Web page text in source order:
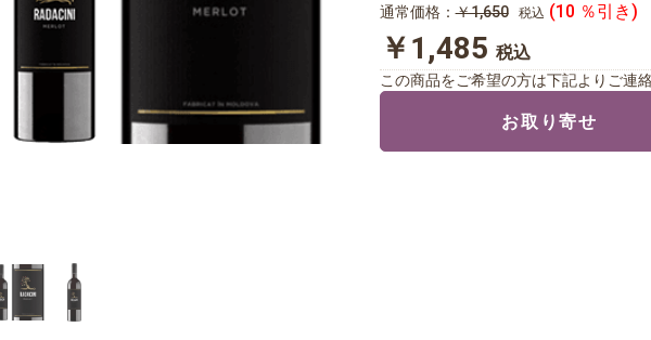
通常価格：￥1,650 税込 (10 ％引き)
￥1,485 税込
この商品をご希望の方は下記よりご連
お取り寄せ